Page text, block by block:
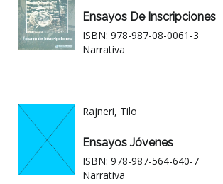
Ensayos De Inscripciones
ISBN: 978-987-08-0061-3
Narrativa
Rajneri, Tilo
Ensayos Jóvenes
ISBN: 978-987-564-640-7
Narrativa